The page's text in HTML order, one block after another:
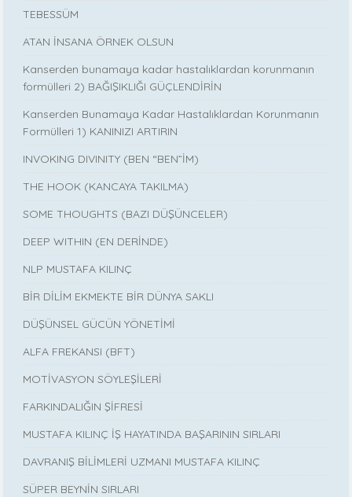
TEBESSÜM
ATAN İNSANA ÖRNEK OLSUN
Kanserden bunamaya kadar hastalıklardan korunmanın
formülleri 2) BAĞIŞIKLIĞI GÜÇLENDİRİN
Kanserden Bunamaya Kadar Hastalıklardan Korunmanın
Formülleri 1) KANINIZI ARTIRIN
INVOKING DIVINITY (BEN “BEN”İM)
THE HOOK (KANCAYA TAKILMA)
SOME THOUGHTS (BAZI DÜŞÜNCELER)
DEEP WITHIN (EN DERİNDE)
NLP MUSTAFA KILINÇ
BİR DİLİM EKMEKTE BİR DÜNYA SAKLI
DÜŞÜNSEL GÜCÜN YÖNETİMİ
ALFA FREKANSI (BFT)
MOTİVASYON SÖYLEŞİLERİ
FARKINDALIĞIN ŞİFRESİ
MUSTAFA KILINÇ İŞ HAYATINDA BAŞARININ SIRLARI
DAVRANIŞ BİLİMLERİ UZMANI MUSTAFA KILINÇ
SÜPER BEYNİN SIRLARI